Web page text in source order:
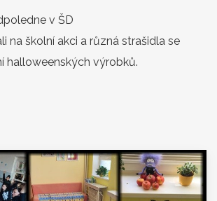
v ŠD
na školní akci a různá strašidla se
halloweenských výrobků.